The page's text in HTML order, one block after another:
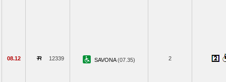
08.12 12339 SAVONA(07.35) 2